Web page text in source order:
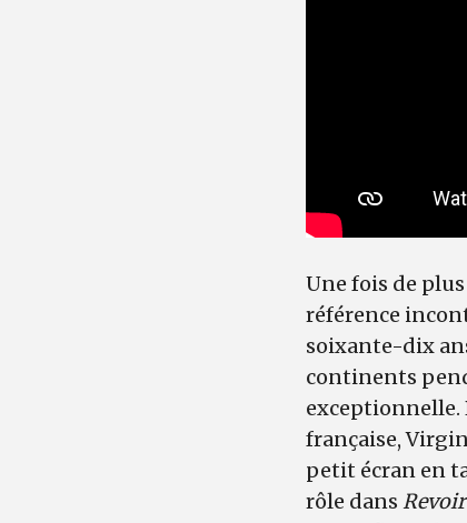
Une fois de
référence
soixante-dix
continents
exceptionnelle.
française,
petit écran en
rôle dans